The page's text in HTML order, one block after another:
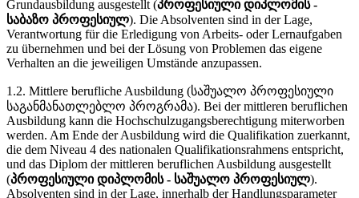
Grundausbildung ausgestellt (პროფესიული დიპლომის -
საბაზო პროფესიულ). Die Absolventen sind in der Lage,
Verantwortung für die Erledigung von Arbeits- oder Lernaufgaben
zu übernehmen und bei der Lösung von Problemen das eigene
Verhalten an die jeweiligen Umstände anzupassen.
1.2. Mittlere berufliche Ausbildung (საშუალო პროფესიული
საგანმანათლებლო პროგრამა). Bei der mittleren beruflichen
Ausbildung kann die Hochschulzugangsberechtigung miterworben
werden. Am Ende der Ausbildung wird die Qualifikation zuerkannt,
die dem Niveau 4 des nationalen Qualifikationsrahmens entspricht,
und das Diplom der mittleren beruflichen Ausbildung ausgestellt
(პროფესიული დიპლომის - საშუალო პროფესიულ).
Absolventen sind in der Lage, innerhalb der Handlungsparameter